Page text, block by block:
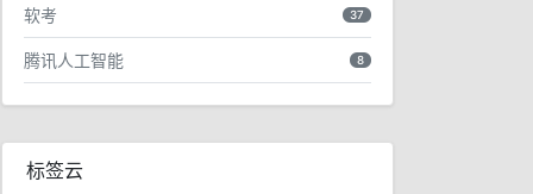
软考 37
腾讯人工智能 8
标签云